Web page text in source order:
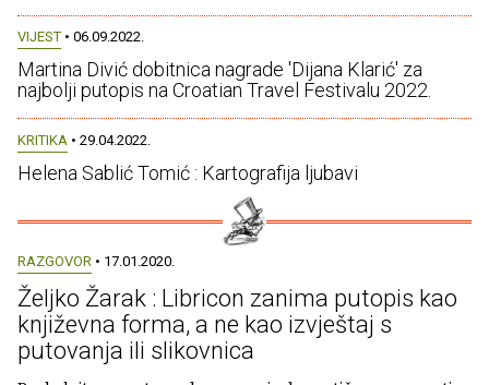
VIJEST • 06.09.2022.
Martina Divić dobitnica nagrade 'Dijana Klarić' za
najbolji putopis na Croatian Travel Festivalu 2022.
KRITIKA • 29.04.2022.
Helena Sablić Tomić : Kartografija ljubavi
RAZGOVOR • 17.01.2020.
Željko Žarak : Libricon zanima putopis kao
književna forma, a ne kao izvještaj s
putovanja ili slikovnica